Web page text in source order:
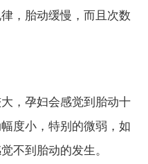
，胎动缓慢，而且次数
，孕妇会感觉到胎动十
度小，特别的微弱，如
不到胎动的发生。